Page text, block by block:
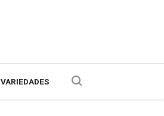
VARIEDADES